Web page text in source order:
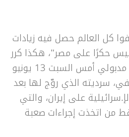
كل العالم حصل فيه زيادات
حكرًا على مصر"، هكذا كرر
رئيس الوزراء مصطفى مدبولي أمس السبت 13 يونيو
سرديته الذي روّج لها بعد
على إيران، والتي
من اتخذت إجراءات صعبة